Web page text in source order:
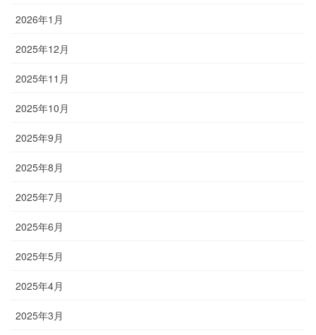
2026年1月
2025年12月
2025年11月
2025年10月
2025年9月
2025年8月
2025年7月
2025年6月
2025年5月
2025年4月
2025年3月